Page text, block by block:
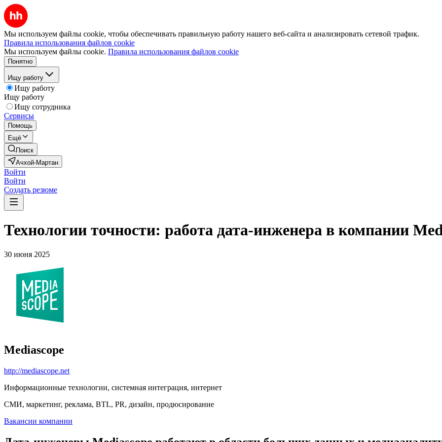
Мы используем файлы cookie, чтобы обеспечивать правильную работу нашего веб-сайта и анализировать сетевой трафик.
Правила использования файлов cookie
Мы используем файлы cookie. Правила использования файлов cookie
Понятно
Ищу работу
Ищу работу
Ищу работу
Ищу сотрудника
Сервисы
Помощь
Ещё
Поиск
Ачхой-Мартан
Войти
Войти
Создать резюме
Технологии точности: работа дата-инженера в компании
30 июня 2025
Mediascope
http://mediascope.net
Информационные технологии, системная интеграция, интернет
СМИ, маркетинг, реклама, BTL, PR, дизайн, продюсирование
Вакансии компании